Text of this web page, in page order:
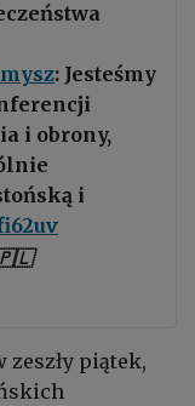
: Jesteśmy
i obrony,
i
🇵🇱
zeszły piątek,